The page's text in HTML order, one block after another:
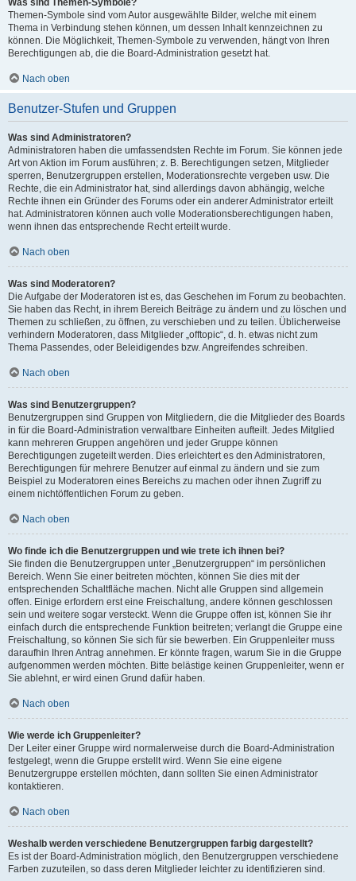
Was sind Themen-Symbole?
Themen-Symbole sind vom Autor ausgewählte Bilder, welche mit einem
Thema in Verbindung stehen können, um dessen Inhalt kennzeichnen zu
können. Die Möglichkeit, Themen-Symbole zu verwenden, hängt von Ihren
Berechtigungen ab, die die Board-Administration gesetzt hat.
Nach oben
Benutzer-Stufen und Gruppen
Was sind Administratoren?
Administratoren haben die umfassendsten Rechte im Forum. Sie können jede
Art von Aktion im Forum ausführen; z. B. Berechtigungen setzen, Mitglieder
sperren, Benutzergruppen erstellen, Moderationsrechte vergeben usw. Die
Rechte, die ein Administrator hat, sind allerdings davon abhängig, welche
Rechte ihnen ein Gründer des Forums oder ein anderer Administrator erteilt
hat. Administratoren können auch volle Moderationsberechtigungen haben,
wenn ihnen das entsprechende Recht erteilt wurde.
Nach oben
Was sind Moderatoren?
Die Aufgabe der Moderatoren ist es, das Geschehen im Forum zu beobachten.
Sie haben das Recht, in ihrem Bereich Beiträge zu ändern und zu löschen und
Themen zu schließen, zu öffnen, zu verschieben und zu teilen. Üblicherweise
verhindern Moderatoren, dass Mitglieder „offtopic“, d. h. etwas nicht zum
Thema Passendes, oder Beleidigendes bzw. Angreifendes schreiben.
Nach oben
Was sind Benutzergruppen?
Benutzergruppen sind Gruppen von Mitgliedern, die die Mitglieder des Boards
in für die Board-Administration verwaltbare Einheiten aufteilt. Jedes Mitglied
kann mehreren Gruppen angehören und jeder Gruppe können
Berechtigungen zugeteilt werden. Dies erleichtert es den Administratoren,
Berechtigungen für mehrere Benutzer auf einmal zu ändern und sie zum
Beispiel zu Moderatoren eines Bereichs zu machen oder ihnen Zugriff zu
einem nichtöffentlichen Forum zu geben.
Nach oben
Wo finde ich die Benutzergruppen und wie trete ich ihnen bei?
Sie finden die Benutzergruppen unter „Benutzergruppen“ im persönlichen
Bereich. Wenn Sie einer beitreten möchten, können Sie dies mit der
entsprechenden Schaltfläche machen. Nicht alle Gruppen sind allgemein
offen. Einige erfordern erst eine Freischaltung, andere können geschlossen
sein und weitere sogar versteckt. Wenn die Gruppe offen ist, können Sie ihr
einfach durch die entsprechende Funktion beitreten; verlangt die Gruppe eine
Freischaltung, so können Sie sich für sie bewerben. Ein Gruppenleiter muss
daraufhin Ihren Antrag annehmen. Er könnte fragen, warum Sie in die Gruppe
aufgenommen werden möchten. Bitte belästige keinen Gruppenleiter, wenn er
Sie ablehnt, er wird einen Grund dafür haben.
Nach oben
Wie werde ich Gruppenleiter?
Der Leiter einer Gruppe wird normalerweise durch die Board-Administration
festgelegt, wenn die Gruppe erstellt wird. Wenn Sie eine eigene
Benutzergruppe erstellen möchten, dann sollten Sie einen Administrator
kontaktieren.
Nach oben
Weshalb werden verschiedene Benutzergruppen farbig dargestellt?
Es ist der Board-Administration möglich, den Benutzergruppen verschiedene
Farben zuzuteilen, so dass deren Mitglieder leichter zu identifizieren sind.